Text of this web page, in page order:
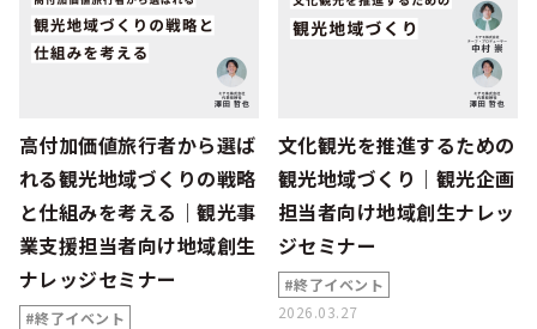
高付加価値旅行者から選ば
れる観光地域づくりの戦略
と仕組みを考える｜観光事
業支援担当者向け地域創生
ナレッジセミナー
#終了イベント
文化観光を推進するための
観光地域づくり｜観光企画
担当者向け地域創生ナレッ
ジセミナー
#終了イベント
2026.03.27